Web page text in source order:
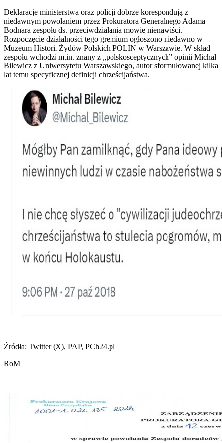
Deklaracje ministerstwa oraz policji dobrze korespondują z
niedawnym powołaniem przez Prokuratora Generalnego Adama
Bodnara zespołu ds. przeciwdziałania mowie nienawiści.
Rozpoczęcie działalności tego gremium ogłoszono niedawno w
Muzeum Historii Żydów Polskich POLIN w Warszawie. W skład
zespołu wchodzi m.in. znany z „polskosceptycznych” opinii Michał
Bilewicz z Uniwersytetu Warszawskiego, autor sformułowanej kilka
lat temu specyficznej definicji chrześcijaństwa.
Źródła: Twitter (X), PAP, PCh24.pl
RoM